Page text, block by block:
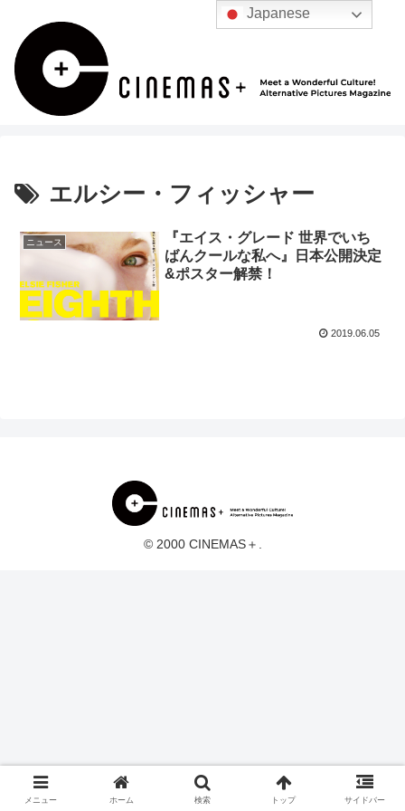
エルシー・フィッシャー
ニュース
『エイス・グレード 世界でいち
ばんクールな私へ』日本公開決定
&ポスター解禁！
2019.06.05
© 2000 CINEMAS＋.
メニュー ホーム 検索 トップ サイドバー
Japanese